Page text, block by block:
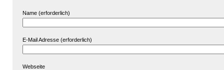
Name (erforderlich)
E-Mail Adresse (erforderlich)
Webseite